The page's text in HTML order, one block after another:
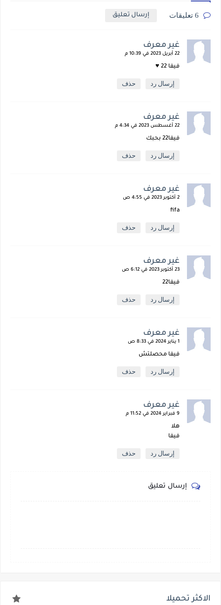
إرسال تعليق
غير معرف
22 أبريل 2023 في 10:39 م
فيفا 22 ♥️
إرسال رد حذف
غير معرف
22 أغسطس 2023 في 4:34 م
فيفا22 بحبك
إرسال رد حذف
غير معرف
2 أكتوبر 2023 في 4:55 ص
fifa
إرسال رد حذف
غير معرف
23 أكتوبر 2023 في 6:12 ص
فيفا22
إرسال رد حذف
غير معرف
1 يناير 2024 في 8:33 ص
فيفا محصلتش
إرسال رد حذف
غير معرف
9 فبراير 2024 في 11:52 م
هلا
فيفا
إرسال رد حذف
إرسال تعليق
الاكثر تحميلا